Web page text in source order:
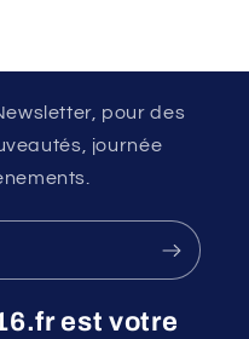
pour des
journée
est votre